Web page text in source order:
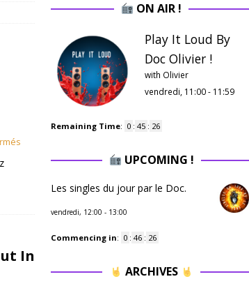
In
ON AIR !
Play It Loud By
Doc Olivier !
with Olivier
vendredi, 11:00 - 11:59
Remaining Time: 0 : 45 : 25
UPCOMING !
Les singles du jour par le Doc.
vendredi, 12:00 - 13:00
Commencing in: 0 : 46 : 25
ARCHIVES